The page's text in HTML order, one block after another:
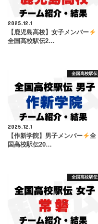
2025.12.1
【鹿児島高校】女子メンバー
全国高校駅伝2…
全国高校駅伝
2025.12.1
【作新学院】男子メンバー
全
国高校駅伝20…
全国高校駅伝